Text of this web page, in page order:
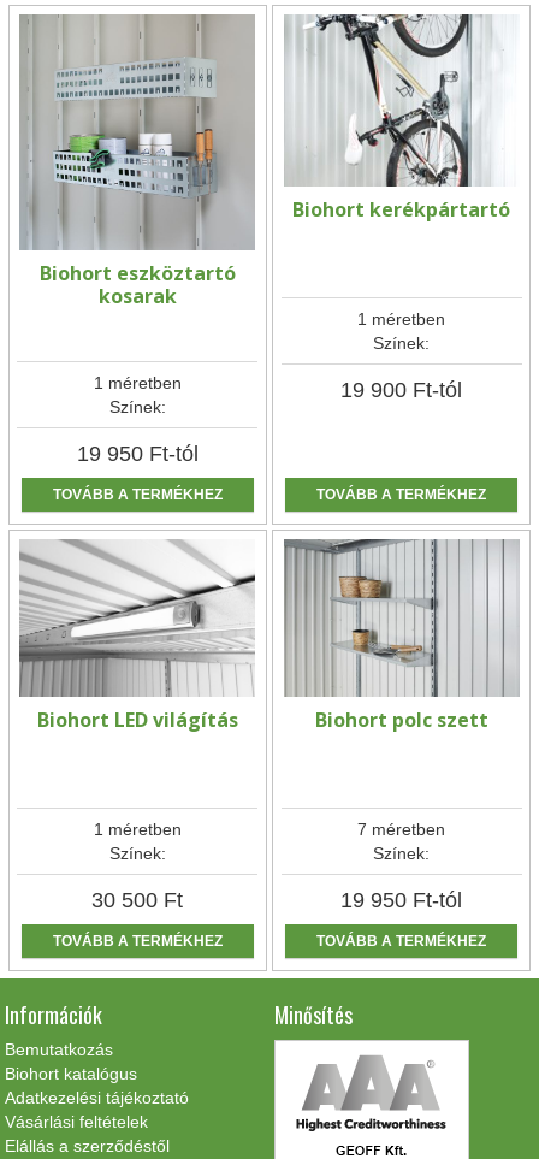
Biohort eszköztartó
kosarak
1 méretben
Színek:
19 950 Ft-tól
TOVÁBB A TERMÉKHEZ
Biohort kerékpártartó
1 méretben
Színek:
19 900 Ft-tól
TOVÁBB A TERMÉKHEZ
Biohort LED világítás
1 méretben
Színek:
30 500 Ft
TOVÁBB A TERMÉKHEZ
Biohort polc szett
7 méretben
Színek:
19 950 Ft-tól
TOVÁBB A TERMÉKHEZ
Információk
Bemutatkozás
Biohort katalógus
Adatkezelési tájékoztató
Vásárlási feltételek
Elállás a szerződéstől
Minősítés